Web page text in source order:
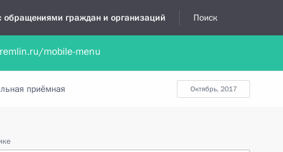
обращениями граждан и организаций Поиск
Обратиться в устной форме
октябрь, 2017
приёмная
mobile-menu